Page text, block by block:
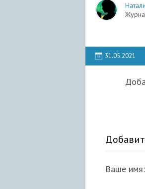
31.05.2021
Ваше имя: